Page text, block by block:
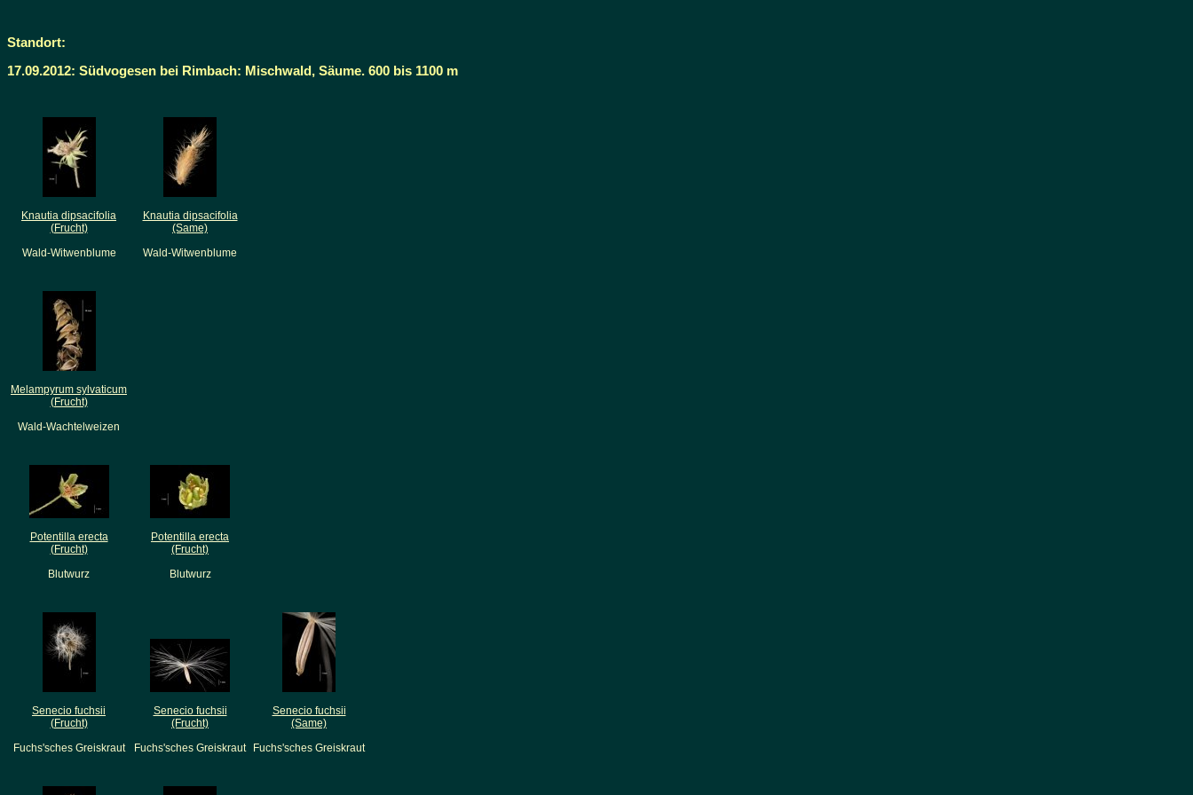
Standort:
17.09.2012: Südvogesen bei Rimbach: Mischwald, Säume. 600 bis 1100 m
Knautia dipsacifolia
(Frucht)
Wald-Witwenblume
Knautia dipsacifolia
(Same)
Wald-Witwenblume
Melampyrum sylvaticum
(Frucht)
Wald-Wachtelweizen
Potentilla erecta
(Frucht)
Blutwurz
Potentilla erecta
(Frucht)
Blutwurz
Senecio fuchsii
(Frucht)
Fuchs'sches Greiskraut
Senecio fuchsii
(Frucht)
Fuchs'sches Greiskraut
Senecio fuchsii
(Same)
Fuchs'sches Greiskraut